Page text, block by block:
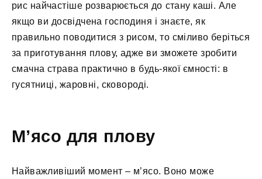
рис найчастіше розварюється до стану каші. Але
якщо ви досвідчена господиня і знаєте, як
правильно поводитися з рисом, то сміливо беріться
за приготування плову, адже ви зможете зробити
смачна страва практично в будь-якої ємності: в
гусятниці, жаровні, сковороді.
М’ясо для плову
Найважливіший момент – м’ясо. Воно може